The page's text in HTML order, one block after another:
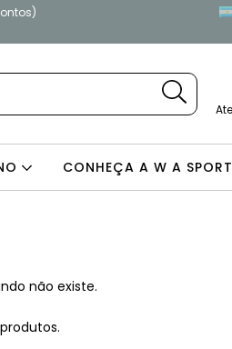
CONHEÇA A W A SPORT
não existe.